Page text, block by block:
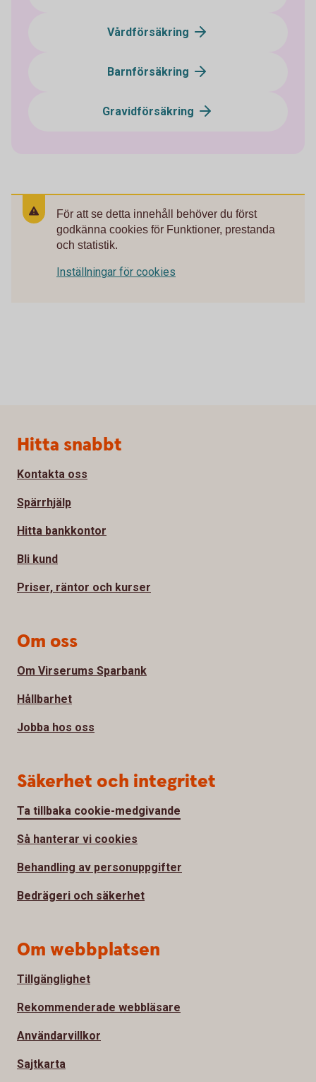
Vårdförsäkring
Barnförsäkring
Gravidförsäkring
För att se detta innehåll behöver du först
godkänna cookies för Funktioner, prestanda
och statistik.
Inställningar för cookies
Sidfot
Hitta snabbt
Kontakta oss
Spärrhjälp
Hitta bankkontor
Bli kund
Priser, räntor och kurser
Om oss
Om Virserums Sparbank
Hållbarhet
Jobba hos oss
Säkerhet och integritet
Ta tillbaka cookie-medgivande
Så hanterar vi cookies
Behandling av personuppgifter
Bedrägeri och säkerhet
Om webbplatsen
Tillgänglighet
Rekommenderade webbläsare
Användarvillkor
Sajtkarta